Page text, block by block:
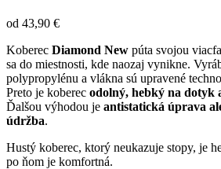
od 43,90 €
Koberec Diamond New púta svojou
sa do miestnosti, kde naozaj vynikne.
polypropylénu a vlákna sú upravené
Preto je koberec odolný, hebký na dotyk
Ďalšou výhodou je antistatická úprava
údržba.
Hustý koberec, ktorý neukazuje stopy, je
po ňom je komfortná.